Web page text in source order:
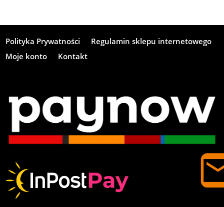
Polityka Prywatności
Regulamin sklepu internetowego
Moje konto
Kontakt